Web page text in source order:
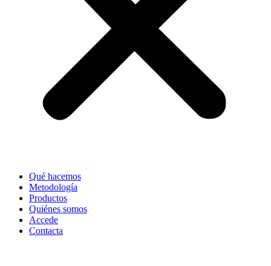
Qué hacemos
Metodología
Productos
Quiénes somos
Accede
Contacta